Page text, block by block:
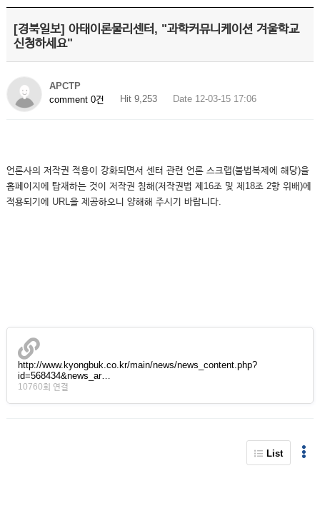
[경북일보] 아태이론물리센터, "과학커뮤니케이션 겨울학교
신청하세요"
APCTP
comment 0건
Hit 9,253 Date 12-03-15 17:06
언론사의 저작권 적용이 강화되면서 센터 관련 언론 스크랩(불법복제에 해당)을
홈페이지에 탑재하는 것이 저작권 침해(저작권법 제16조 및 제18조 2항 위배)에
적용되기에 URL을 제공하오니 양해해 주시기 바랍니다.
http://www.kyongbuk.co.kr/main/news/news_content.php?
id=568434&news_ar…
10760회 연결
List